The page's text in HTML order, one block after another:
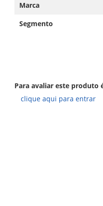
Marca
Segmento
Para avaliar este produto
clique aqui para entrar